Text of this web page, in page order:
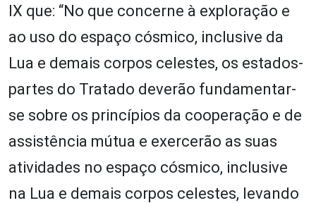
IX que: “No que concerne à exploração e
ao uso do espaço cósmico, inclusive da
Lua e demais corpos celestes, os estados-
partes do Tratado deverão fundamentar-
se sobre os princípios da cooperação e de
assistência mútua e exercerão as suas
atividades no espaço cósmico, inclusive
na Lua e demais corpos celestes, levando